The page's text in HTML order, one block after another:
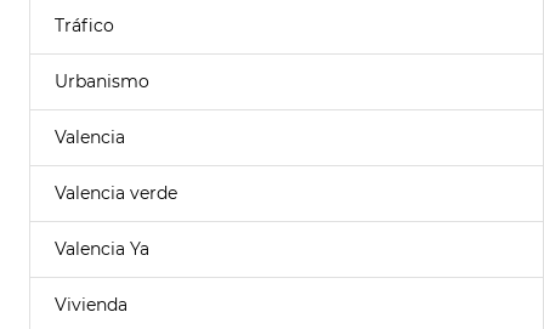
Tráfico
Urbanismo
Valencia
Valencia verde
Valencia Ya
Vivienda